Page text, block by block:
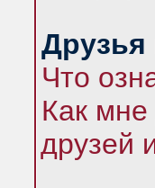
Друзья
Что
Как мне
друзей